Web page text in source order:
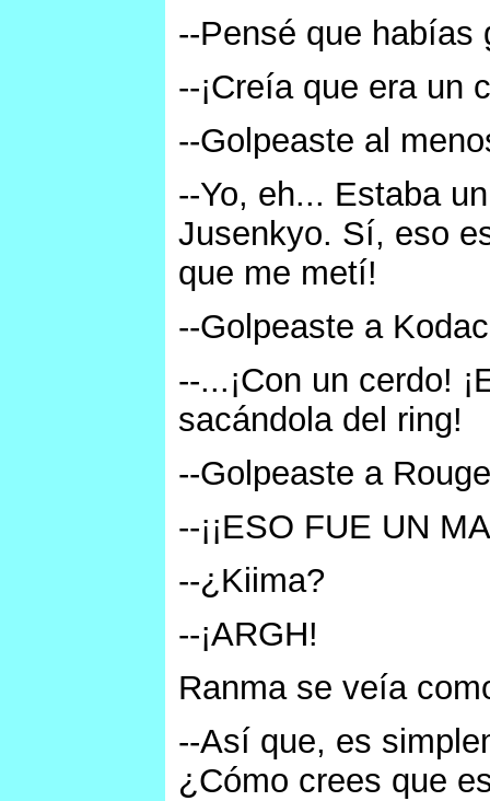
--Pensé que habías
--¡Creía que era un
--Golpeaste al
--Yo, eh... Estaba
Jusenkyo. Sí, eso
que me metí!
--Golpeaste a
--...¡Con un cerdo!
sacándola del ring!
--Golpeaste a
--¡¡ESO FUE UN
--¿Kiima?
--¡ARGH!
Ranma se veía
--Así que, es
¿Cómo crees que